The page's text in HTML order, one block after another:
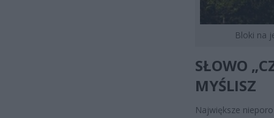
Bloki na
SŁOWO
MYŚLISZ
Największe